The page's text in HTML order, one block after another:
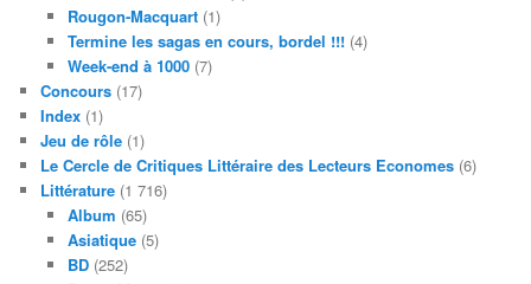
Rougon-Macquart(1)
Termine les sagas en cours, bordel !!!(4)
Week-end à 1000(7)
Concours (17)
Index (1)
Jeu de rôle (1)
Le Cercle de Critiques Littéraire des Lecteurs Economes (6)
Littérature (1 716)
Album (65)
Asiatique(5)
BD(252)